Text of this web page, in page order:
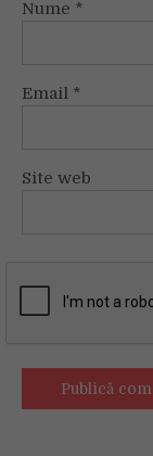
Nume *
Email *
Site web